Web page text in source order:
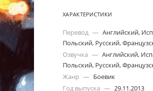
ХАРАКТЕРИСТИКИ
Перевод — Английский,
Польский, Русский,
Озвучка — Английский,
Польский, Русский,
Жанр — Боевик
Год выпуска — 29.11.2013